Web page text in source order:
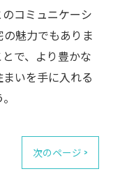
コミュニケーシ
魅力でもありま
で、より豊かな
いを手に入れる
次のページ >